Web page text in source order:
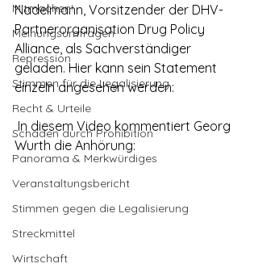
Mitmachen!
Meinungsumfragen
Repression
Stimmen für die Legalisierung
Recht & Urteile
Schäden durch Prohibition
Panorama & Merkwürdiges
Veranstaltungsbericht
Stimmen gegen die Legalisierung
Streckmittel
Wirtschaft
Nadelmann, Vorsitzender der DHV-
Partnerorganisation Drug Policy
Alliance, als Sachverständiger
geladen. Hier kann sein Statement
einzeln angesehen werden:
In diesem Video kommentiert Georg
Wurth die Anhörung: